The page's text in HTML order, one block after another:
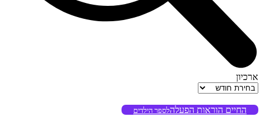
ארכיון
ארכיון
החיים הוראות הפעלהלספר הילדים